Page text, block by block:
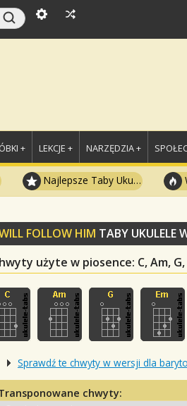
+ LEKCJE + NARZĘDZIA +
Najlepsze Taby Ukulele
FOLLOW HIM TABY UKULELE
użyte w piosence: C, Am,
Sprawdź te chwyty w wersji dla
chwyty: